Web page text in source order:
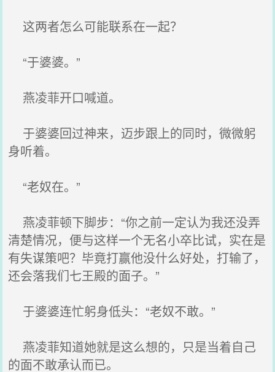
这两者怎么可能联系在一起？
“于婆婆。”
燕凌菲开口喊道。
于婆婆回过神来，迈步跟上的同时，微微躬
身听着。
“老奴在。”
燕凌菲顿下脚步：“你之前一定认为我还没弄
清楚情况，便与这样一个无名小卒比试，实在是
有失谋策吧？毕竟打赢他没什么好处，打输了，
还会落我们七王殿的面子。”
于婆婆连忙躬身低头：“老奴不敢。”
燕凌菲知道她就是这么想的，只是当着自己
的面不敢承认而已。